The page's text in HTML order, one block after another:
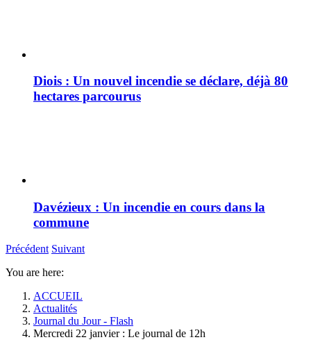
Diois : Un nouvel incendie se déclare, déjà 80
hectares parcourus
Davézieux : Un incendie en cours dans la
commune
Précédent Suivant
You are here:
ACCUEIL
Actualités
Journal du Jour - Flash
Mercredi 22 janvier : Le journal de 12h